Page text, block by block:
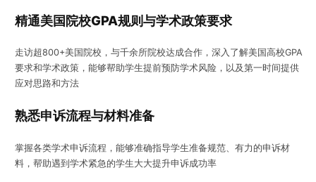
精通美国院校GPA规则与学术政策要求
走访超800+美国院校，与千余所院校达成合作，深入了解美国高校GPA
要求和学术政策，能够帮助学生提前预防学术风险，以及第一时间提供
应对思路和方法
熟悉申诉流程与材料准备
掌握各类学术申诉流程，能够准确指导学生准备规范、有力的申诉材
料，帮助遇到学术紧急的学生大大提升申诉成功率